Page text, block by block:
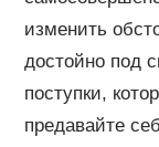
изменить
достойно под
поступки,
предавайте